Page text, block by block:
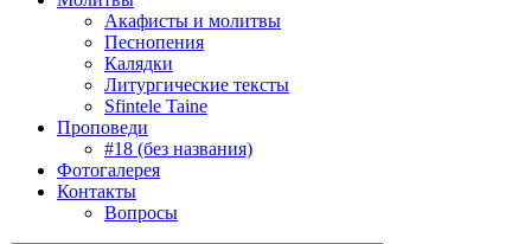
Акафисты и молитвы
Песнопения
Калядки
Литургические тексты
Sfintele Taine
Проповеди
#18 (без названия)
Фотогалерея
Контакты
Вопросы